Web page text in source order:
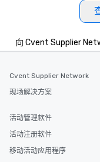
向 Cvent Supplier
Cvent Supplier Network
现场解决方案
活动管理软件
活动注册软件
移动活动应用程序